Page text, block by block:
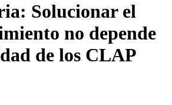
Solucionar el
no depende
de los CLAP